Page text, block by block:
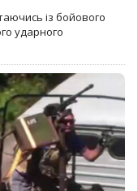
із бойового
ударного